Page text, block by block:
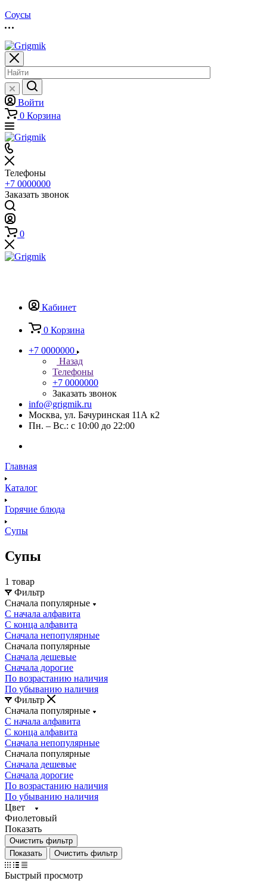
Соусы
Войти
0 Корзина
Телефоны
+7 0000000
Заказать звонок
0
Кабинет
0 Корзина
+7 0000000
Назад
Телефоны
+7 0000000
Заказать звонок
info@grigmik.ru
Москва, ул. Бачуринская 11А к2
Пн. – Вс.: с 10:00 до 22:00
Главная
Каталог
Горячие блюда
Супы
Супы
1 товар
Фильтр
Сначала популярные
С начала алфавита
С конца алфавита
Сначала непопулярные
Сначала популярные
Сначала дешевые
Сначала дорогие
По возрастанию наличия
По убыванию наличия
Фильтр
Сначала популярные
С начала алфавита
С конца алфавита
Сначала непопулярные
Сначала популярные
Сначала дешевые
Сначала дорогие
По возрастанию наличия
По убыванию наличия
Цвет
Фиолетовый
Показать
Очистить фильтр
Очистить фильтр
Быстрый просмотр